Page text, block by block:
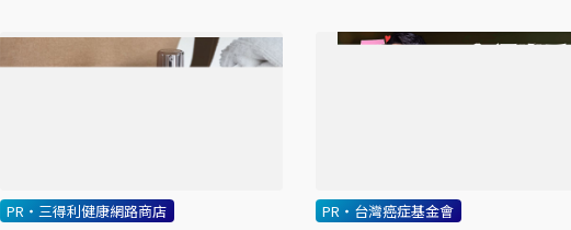
PR・三得利健康網路商店 PR・台灣癌症基金會